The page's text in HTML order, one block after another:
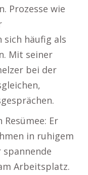
Prozesse wie
häufig als
Mit seiner
bei der
Er
in ruhigem
Arbeitsplatz.